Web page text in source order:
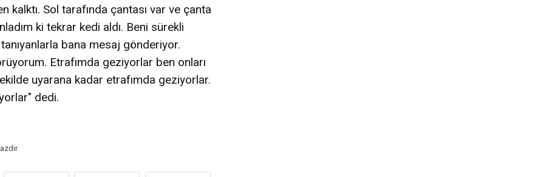
kalktı. Sol tarafında çantası var ve çanta
ki tekrar kedi aldı. Beni sürekli
bana mesaj gönderiyor.
Etrafımda geziyorlar ben onları
uyarana kadar etrafımda geziyorlar.
dedi.